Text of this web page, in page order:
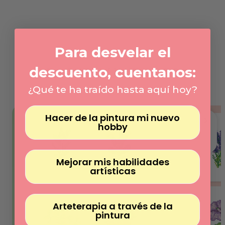
PACKS 4 UNIDADES
Para desvelar el
descuento, cuentanos:
¿Qué te ha traído hasta aquí hoy?
Hacer de la pintura mi nuevo
hobby
Mejorar mis habilidades
artísticas
Arteterapia a través de la
pintura